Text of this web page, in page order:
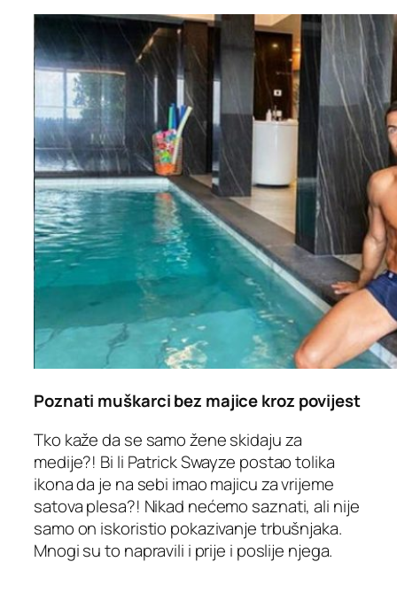
Poznati muškarci bez majice kroz povijest
Tko kaže da se samo žene skidaju za
medije?! Bi li Patrick Swayze postao tolika
ikona da je na sebi imao majicu za vrijeme
satova plesa?! Nikad nećemo saznati, ali nije
samo on iskoristio pokazivanje trbušnjaka.
Mnogi su to napravili i prije i poslije njega.